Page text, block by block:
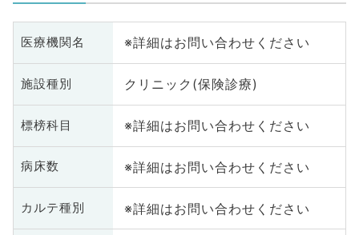
医療機関名 ※詳細はお問い合わせください
施設種別 クリニック(保険診療)
標榜科目 ※詳細はお問い合わせください
病床数 ※詳細はお問い合わせください
カルテ種別 ※詳細はお問い合わせください